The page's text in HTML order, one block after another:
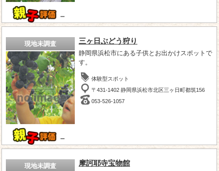
－
現地未調査
－
三ヶ日ぶどう狩り
静岡県浜松市にある子供とお出かけスポットで
す。
体験型スポット
〒431-1402 静岡県浜松市北区三ヶ日町都筑156
053-526-1057
現地未調査 摩訶耶寺宝物館